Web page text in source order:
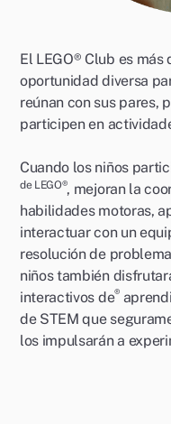
El LEGO® Club es más
oportunidad diversa
reúnan con sus pares,
participen en
Cuando los niños
de LEGO®, mejoran la
habilidades motoras,
interactuar con un
resolución de
niños también
interactivos de®
de STEM que
los impulsarán a